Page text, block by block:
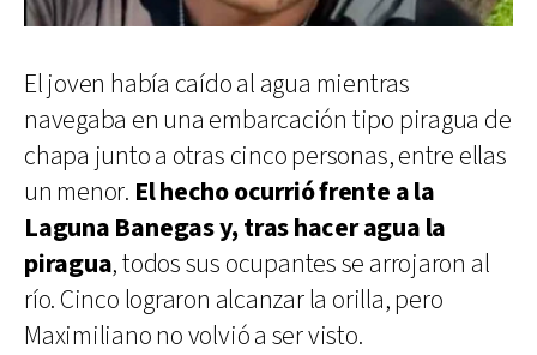
El joven había caído al agua mientras
navegaba en una embarcación tipo piragua de
chapa junto a otras cinco personas, entre ellas
un menor. El hecho ocurrió frente a la
Laguna Banegas y, tras hacer agua la
piragua, todos sus ocupantes se arrojaron al
río. Cinco lograron alcanzar la orilla, pero
Maximiliano no volvió a ser visto.